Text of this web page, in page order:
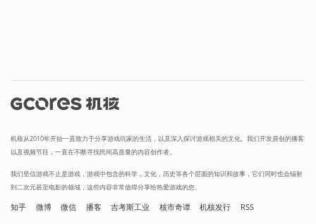
机核从2010年开始一直致力于分享游戏玩家的生活，以及深入探讨游戏相关的文化。我们开发原创的播客
以及视频节目，一直在不断寻找民间高质量的内容创作者。
我们坚信游戏不止是游戏，游戏中包含的科学，文化，历史等各个层面的知识和故事，它们同时也会辐射
到二次元甚至电影的领域，这些内容非常值得分享给热爱游戏的您。
知乎 微博 微信 播客 吉考斯工业 核市奇谭 机核发行 RSS